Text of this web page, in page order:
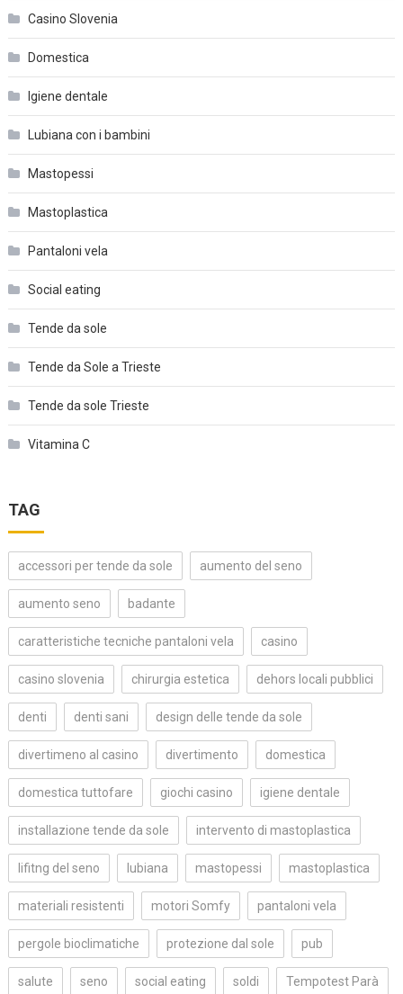
Casino Slovenia
Domestica
Igiene dentale
Lubiana con i bambini
Mastopessi
Mastoplastica
Pantaloni vela
Social eating
Tende da sole
Tende da Sole a Trieste
Tende da sole Trieste
Vitamina C
TAG
accessori per tende da sole aumento del seno
aumento seno badante
caratteristiche tecniche pantaloni vela casino
casino slovenia chirurgia estetica dehors locali pubblici
denti denti sani design delle tende da sole
divertimeno al casino divertimento domestica
domestica tuttofare giochi casino igiene dentale
installazione tende da sole intervento di mastoplastica
lifitng del seno lubiana mastopessi mastoplastica
materiali resistenti motori Somfy pantaloni vela
pergole bioclimatiche protezione dal sole pub
salute seno social eating soldi Tempotest Parà